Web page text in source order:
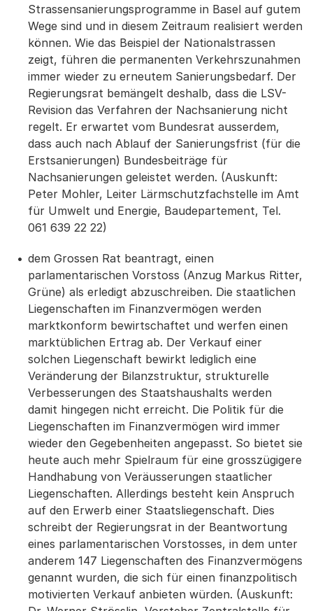
Strassensanierungsprogramme in Basel auf gutem
Wege sind und in diesem Zeitraum realisiert werden
können. Wie das Beispiel der Nationalstrassen
zeigt, führen die permanenten Verkehrszunahmen
immer wieder zu erneutem Sanierungsbedarf. Der
Regierungsrat bemängelt deshalb, dass die LSV-
Revision das Verfahren der Nachsanierung nicht
regelt. Er erwartet vom Bundesrat ausserdem,
dass auch nach Ablauf der Sanierungsfrist (für die
Erstsanierungen) Bundesbeiträge für
Nachsanierungen geleistet werden. (Auskunft:
Peter Mohler, Leiter Lärmschutzfachstelle im Amt
für Umwelt und Energie, Baudepartement, Tel.
061 639 22 22)
dem Grossen Rat beantragt, einen
parlamentarischen Vorstoss (Anzug Markus Ritter,
Grüne) als erledigt abzuschreiben. Die staatlichen
Liegenschaften im Finanzvermögen werden
marktkonform bewirtschaftet und werfen einen
marktüblichen Ertrag ab. Der Verkauf einer
solchen Liegenschaft bewirkt lediglich eine
Veränderung der Bilanzstruktur, strukturelle
Verbesserungen des Staatshaushalts werden
damit hingegen nicht erreicht. Die Politik für die
Liegenschaften im Finanzvermögen wird immer
wieder den Gegebenheiten angepasst. So bietet sie
heute auch mehr Spielraum für eine grosszügigere
Handhabung von Veräusserungen staatlicher
Liegenschaften. Allerdings besteht kein Anspruch
auf den Erwerb einer Staatsliegenschaft. Dies
schreibt der Regierungsrat in der Beantwortung
eines parlamentarischen Vorstosses, in dem unter
anderem 147 Liegenschaften des Finanzvermögens
genannt wurden, die sich für einen finanzpolitisch
motivierten Verkauf anbieten würden. (Auskunft: